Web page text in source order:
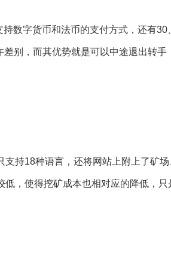
字货币和法币的支付方式，还有30
别，而其优势就是可以中途退出转手
持18种语言，还将网站上附上了矿场
，使得挖矿成本也相对应的降低，只